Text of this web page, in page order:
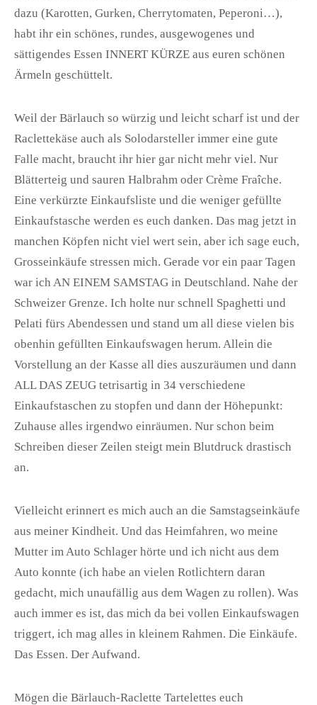
dazu (Karotten, Gurken, Cherrytomaten, Peperoni…),
habt ihr ein schönes, rundes, ausgewogenes und
sättigendes Essen INNERT KÜRZE aus euren schönen
Ärmeln geschüttelt.
Weil der Bärlauch so würzig und leicht scharf ist und der
Raclettekäse auch als Solodarsteller immer eine gute
Falle macht, braucht ihr hier gar nicht mehr viel. Nur
Blätterteig und sauren Halbrahm oder Crème Fraîche.
Eine verkürzte Einkaufsliste und die weniger gefüllte
Einkaufstasche werden es euch danken. Das mag jetzt in
manchen Köpfen nicht viel wert sein, aber ich sage euch,
Grosseinkäufe stressen mich. Gerade vor ein paar Tagen
war ich AN EINEM SAMSTAG in Deutschland. Nahe der
Schweizer Grenze. Ich holte nur schnell Spaghetti und
Pelati fürs Abendessen und stand um all diese vielen bis
obenhin gefüllten Einkaufswagen herum. Allein die
Vorstellung an der Kasse all dies auszuräumen und dann
ALL DAS ZEUG tetrisartig in 34 verschiedene
Einkaufstaschen zu stopfen und dann der Höhepunkt:
Zuhause alles irgendwo einräumen. Nur schon beim
Schreiben dieser Zeilen steigt mein Blutdruck drastisch
an.
Vielleicht erinnert es mich auch an die Samstagseinkäufe
aus meiner Kindheit. Und das Heimfahren, wo meine
Mutter im Auto Schlager hörte und ich nicht aus dem
Auto konnte (ich habe an vielen Rotlichtern daran
gedacht, mich unaufällig aus dem Wagen zu rollen). Was
auch immer es ist, das mich da bei vollen Einkaufswagen
triggert, ich mag alles in kleinem Rahmen. Die Einkäufe.
Das Essen. Der Aufwand.
Mögen die Bärlauch-Raclette Tartelettes euch